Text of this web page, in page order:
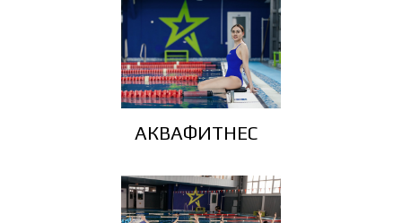
АКВАФИТНЕС